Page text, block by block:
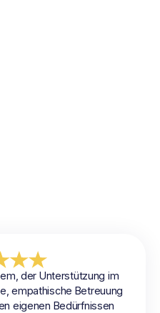
der Unterstützung im
empathische Betreuung
eigenen Bedürfnissen